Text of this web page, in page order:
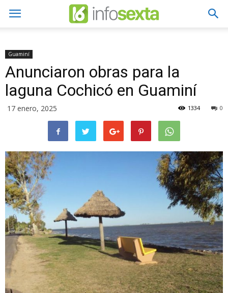
Guaminí
Anunciaron obras para la
laguna Cochicó en Guaminí
17 enero, 2025 0
1334